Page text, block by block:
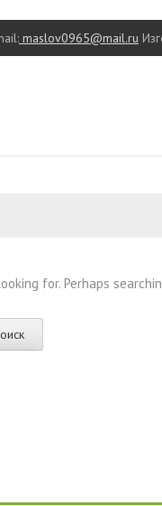
maslov0965@mail.ru
for. Perhaps